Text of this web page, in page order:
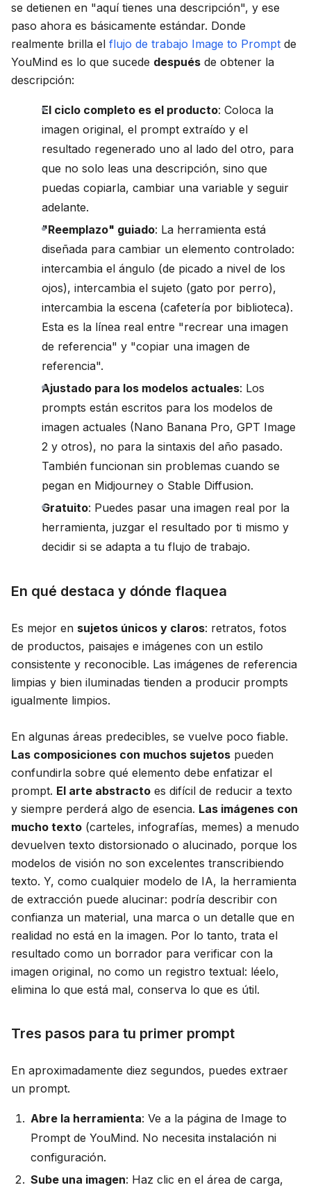
se detienen en "aquí tienes una descripción", y ese
paso ahora es básicamente estándar. Donde
realmente brilla el flujo de trabajo Image to Prompt de
YouMind es lo que sucede después de obtener la
descripción:
El ciclo completo es el producto: Coloca la
imagen original, el prompt extraído y el
resultado regenerado uno al lado del otro, para
que no solo leas una descripción, sino que
puedas copiarla, cambiar una variable y seguir
adelante.
"Reemplazo" guiado: La herramienta está
diseñada para cambiar un elemento controlado:
intercambia el ángulo (de picado a nivel de los
ojos), intercambia el sujeto (gato por perro),
intercambia la escena (cafetería por biblioteca).
Esta es la línea real entre "recrear una imagen
de referencia" y "copiar una imagen de
referencia".
Ajustado para los modelos actuales: Los
prompts están escritos para los modelos de
imagen actuales (Nano Banana Pro, GPT Image
2 y otros), no para la sintaxis del año pasado.
También funcionan sin problemas cuando se
pegan en Midjourney o Stable Diffusion.
Gratuito: Puedes pasar una imagen real por la
herramienta, juzgar el resultado por ti mismo y
decidir si se adapta a tu flujo de trabajo.
En qué destaca y dónde flaquea
Es mejor en sujetos únicos y claros: retratos, fotos
de productos, paisajes e imágenes con un estilo
consistente y reconocible. Las imágenes de referencia
limpias y bien iluminadas tienden a producir prompts
igualmente limpios.
En algunas áreas predecibles, se vuelve poco fiable.
Las composiciones con muchos sujetos pueden
confundirla sobre qué elemento debe enfatizar el
prompt. El arte abstracto es difícil de reducir a texto
y siempre perderá algo de esencia. Las imágenes con
mucho texto (carteles, infografías, memes) a menudo
devuelven texto distorsionado o alucinado, porque los
modelos de visión no son excelentes transcribiendo
texto. Y, como cualquier modelo de IA, la herramienta
de extracción puede alucinar: podría describir con
confianza un material, una marca o un detalle que en
realidad no está en la imagen. Por lo tanto, trata el
resultado como un borrador para verificar con la
imagen original, no como un registro textual: léelo,
elimina lo que está mal, conserva lo que es útil.
Tres pasos para tu primer prompt
En aproximadamente diez segundos, puedes extraer
un prompt.
Abre la herramienta: Ve a la página de Image to
Prompt de YouMind. No necesita instalación ni
configuración.
Sube una imagen: Haz clic en el área de carga,